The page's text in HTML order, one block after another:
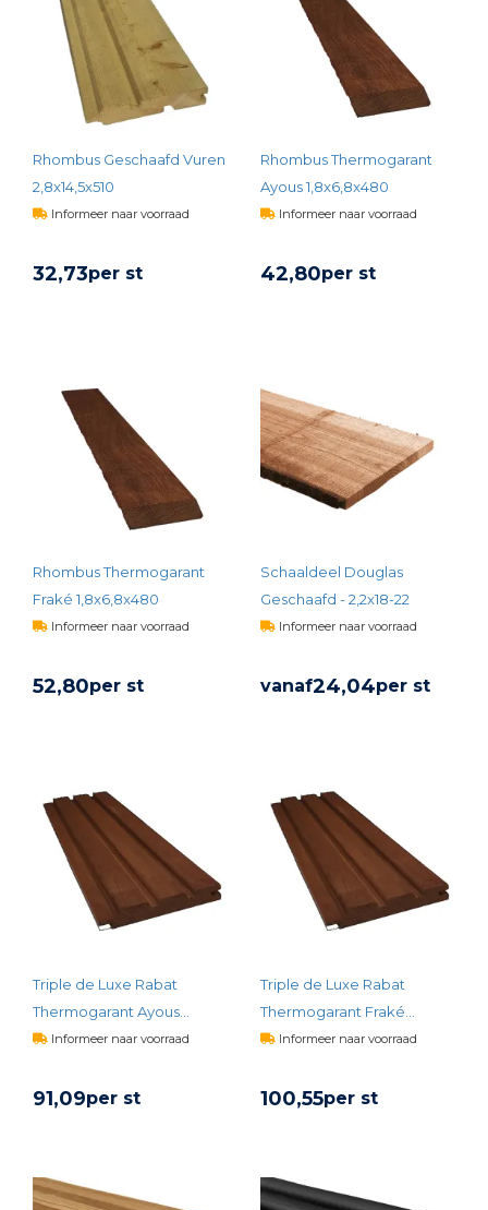
Rhombus Geschaafd Vuren
2,8x14,5x510
Informeer naar voorraad
32,73per st
Rhombus Thermogarant
Ayous 1,8x6,8x480
Informeer naar voorraad
42,80per st
Rhombus Thermogarant
Fraké 1,8x6,8x480
Informeer naar voorraad
52,80per st
Schaaldeel Douglas
Geschaafd - 2,2x18-22
Informeer naar voorraad
vanaf24,04per st
Triple de Luxe Rabat
Thermogarant Ayous
2,6x12,8x480
Informeer naar voorraad
91,09per st
Triple de Luxe Rabat
Thermogarant Fraké
2,6x12,8x480
Informeer naar voorraad
100,55per st